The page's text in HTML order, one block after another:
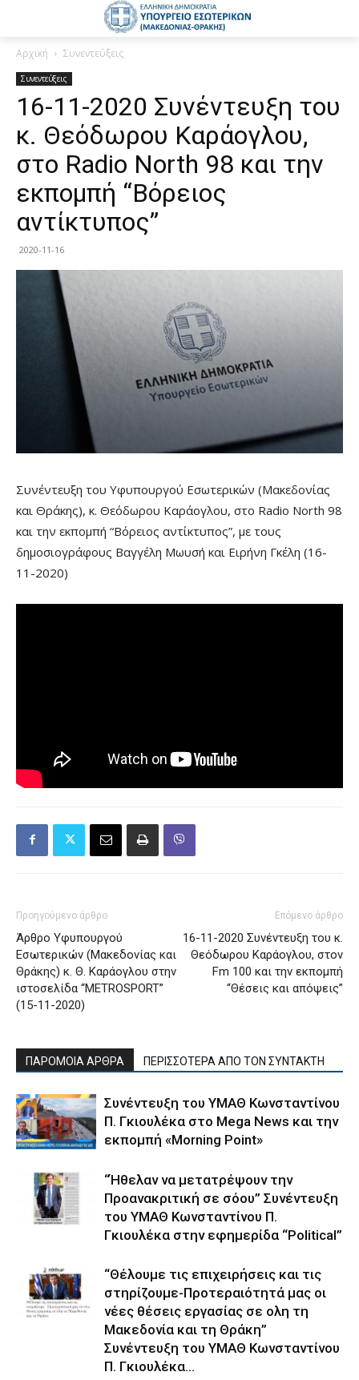
Αρχική Συνεντεύξεις
Συνεντεύξεις
16-11-2020 Συνέντευξη του
κ. Θεόδωρου Καράογλου,
στo Radio North 98 και την
εκπομπή “Βόρειος
αντίκτυπος”
2020-11-16
Συνέντευξη του Υφυπουργού Εσωτερικών (Μακεδονίας
και Θράκης), κ. Θεόδωρου Καράογλου, στo Radio North 98
και την εκπομπή “Βόρειος αντίκτυπος”, με τους
δημοσιογράφους Βαγγέλη Μωυσή και Ειρήνη Γκέλη (16-
11-2020)
Προηγούμενο άρθρο
Άρθρο Υφυπουργού
Εσωτερικών (Μακεδονίας και
Θράκης) κ. Θ. Καράογλου στην
ιστοσελίδα “METROSPORT”
(15-11-2020)
Επόμενο άρθρο
16-11-2020 Συνέντευξη του κ.
Θεόδωρου Καράογλου, στoν
Fm 100 και την εκπομπή
“Θέσεις και απόψεις”
ΠΑΡΟΜΟΙΑ ΑΡΘΡΑ ΠΕΡΙΣΣΟΤΕΡΑ ΑΠΟ ΤΟΝ ΣΥΝΤΑΚΤΗ
Συνέντευξη του ΥΜΑΘ Κωνσταντίνου
Π. Γκιουλέκα στο Mega News και την
εκπομπή «Morning Point»
“Ήθελαν να μετατρέψουν την
Προανακριτική σε σόου” Συνέντευξη
του ΥΜΑΘ Κωνσταντίνου Π.
Γκιουλέκα στην εφημερίδα “Political”
“Θέλουμε τις επιχειρήσεις και τις
στηρίζουμε-Προτεραιότητά μας οι
νέες θέσεις εργασίας σε ολη τη
Μακεδονία και τη Θράκη”
Συνέντευξη του ΥΜΑΘ Κωνσταντίνου
Π. Γκιουλέκα...